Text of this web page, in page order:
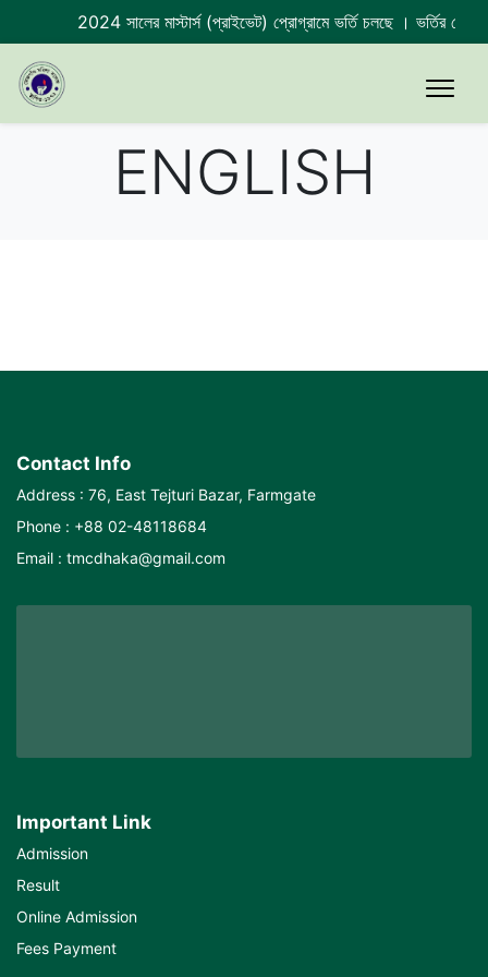
2024 সালের মাস্টার্স (প্রাইভেট) প্রোগ্রামে ভর্তি চলছে । ভর্তির
ENGLISH
Contact Info
Address : 76, East Tejturi Bazar, Farmgate
Phone : +88 02-48118684
Email : tmcdhaka@gmail.com
Important Link
Admission
Result
Online Admission
Fees Payment